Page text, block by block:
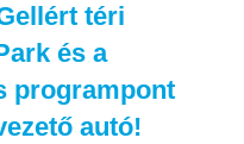
téri
és a
programpont
autó!